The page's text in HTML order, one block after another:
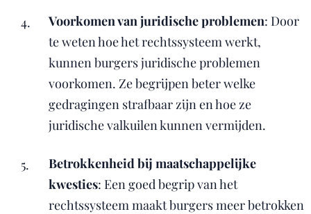
Voorkomen van juridische problemen: Door
te weten hoe het rechtssysteem werkt,
kunnen burgers juridische problemen
voorkomen. Ze begrijpen beter welke
gedragingen strafbaar zijn en hoe ze
juridische valkuilen kunnen vermijden.
Betrokkenheid bij maatschappelijke
kwesties: Een goed begrip van het
rechtssysteem maakt burgers meer betrokken